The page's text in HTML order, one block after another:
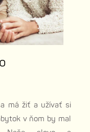
má žiť a užívať si
v ňom by mal